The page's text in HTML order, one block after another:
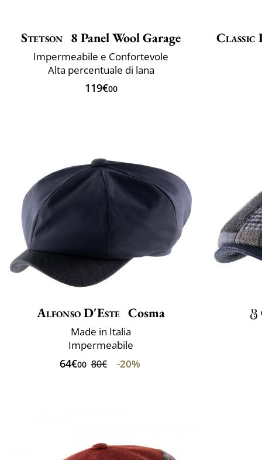
Stetson 8 Panel Wool Garage
Impermeabile e Confortevole
Alta percentuale di lana
119€00
Alfonso D'Este Cosma
Made in Italia
Impermeabile
64€00 80€ -20%